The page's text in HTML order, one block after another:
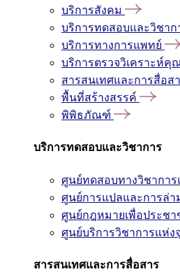
บริการสังคม
บริการทดสอบและวิชาก
บริการทางการแพทย์
บริการตรวจวิเคราะห์คุ
สารสนเทศและการสื่อส
พื้นที่สร้างสรรค์
พิพิธภัณฑ์
บริการทดสอบและวิชาการ
ศูนย์ทดสอบทางวิชาการ
ศูนย์การแปลและการล่า
ศูนย์กฎหมายเพื่อประช
ศูนย์บริการวิชาการแห่
สารสนเทศและการสื่อสาร